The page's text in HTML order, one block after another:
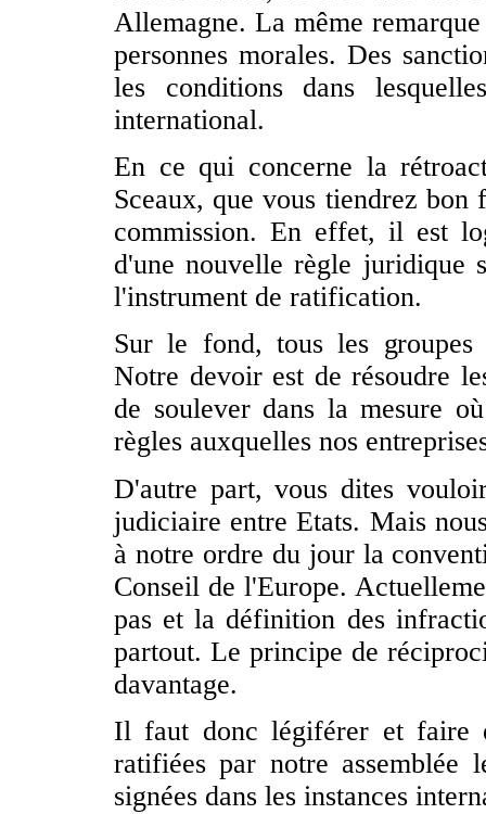
Allemagne. La même
personnes morales. Des
les conditions dans
international.
En ce qui concerne la
Sceaux, que vous tiendrez
commission. En effet, il est
d'une nouvelle règle juridique
l'instrument de ratification.
Sur le fond, tous les groupes
Notre devoir est de résoudre
de soulever dans la mesure
règles auxquelles nos
D'autre part, vous dites
judiciaire entre Etats. Mais
à notre ordre du jour la
Conseil de l'Europe.
pas et la définition des
partout. Le principe de
davantage.
Il faut donc légiférer et faire
ratifiées par notre
signées dans les instances